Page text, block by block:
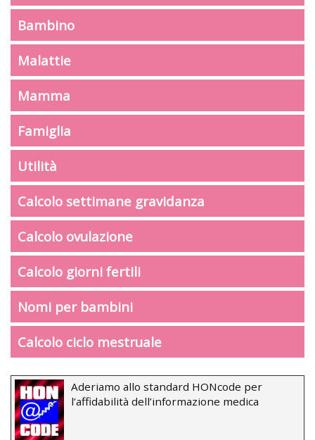
Bambino
Malattie
Mamma
Famiglia
Utilità
Calcolo settimane gravidanza
Calcolo ovulazione
Calcolo giorni fertili
Nomi per bambini
Calcolo ciclo mestruale
Aderiamo allo standard HONcode per
l’affidabilità dell’informazione medica